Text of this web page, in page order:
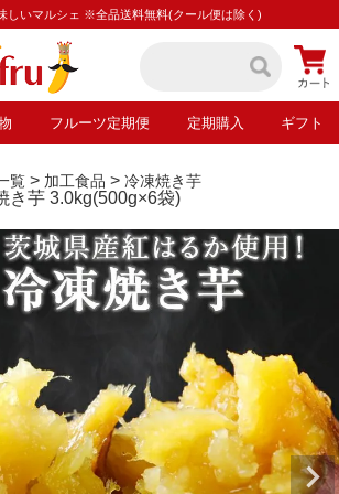
しいマルシェ ※全品送料無料(クール便は除く)
フルーツ定期便 定期購入 ギフト
覧 加工食品 冷凍焼き芋
き芋 3.0kg(500g×6袋)